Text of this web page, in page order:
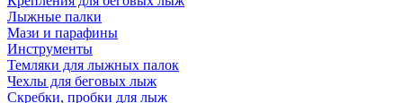
Лыжные палки
Мази и парафины
Инструменты
Темляки для лыжных палок
Чехлы для беговых лыж
Скребки, пробки для лыж